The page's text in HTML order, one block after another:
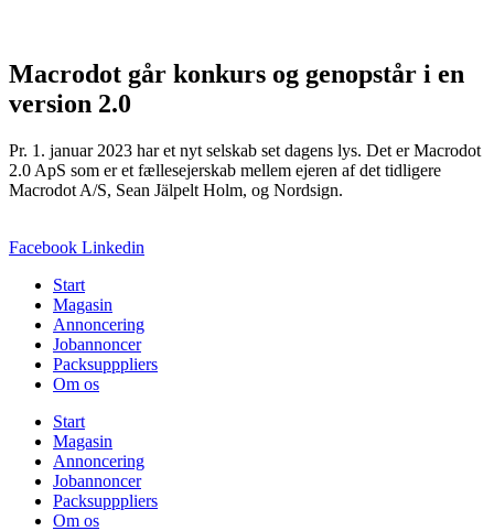
Macrodot går konkurs og genopstår i en
version 2.0
Pr. 1. januar 2023 har et nyt selskab set dagens lys. Det er Macrodot
2.0 ApS som er et fællesejerskab mellem ejeren af det tidligere
Macrodot A/S, Sean Jälpelt Holm, og Nordsign.
Facebook Linkedin
Start
Magasin
Annoncering
Jobannoncer
Packsupppliers
Om os
Start
Magasin
Annoncering
Jobannoncer
Packsupppliers
Om os